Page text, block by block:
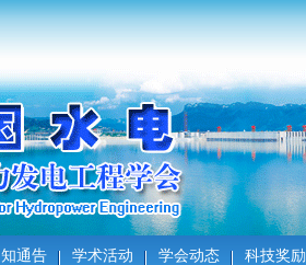
通告 学术活动 学会动态 科技奖励